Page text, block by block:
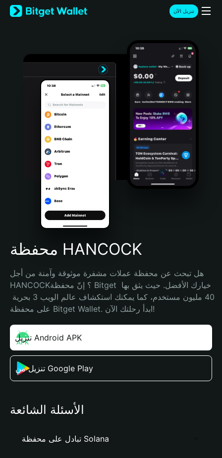
English
日本語
Türkçe
Português (Portugal)
Bahasa Indonesia
Português (Brasil)
Español (Argentina)
تنزيل الآن
محفظة HANCOCK
هل تبحث عن محفظة عملات مشفرة موثوقة وآمنة من أجل
HANCOCK؟ إنّ محفظة Bitget خيارك الأفضل. حيث يثق بها
على محفظة Bitget Wallet. ابدأ رحلتك الآن!
تنزيل Android APK
تنزيل من Google Play
الأسئلة الشائعة
تبادل على محفظة Solana